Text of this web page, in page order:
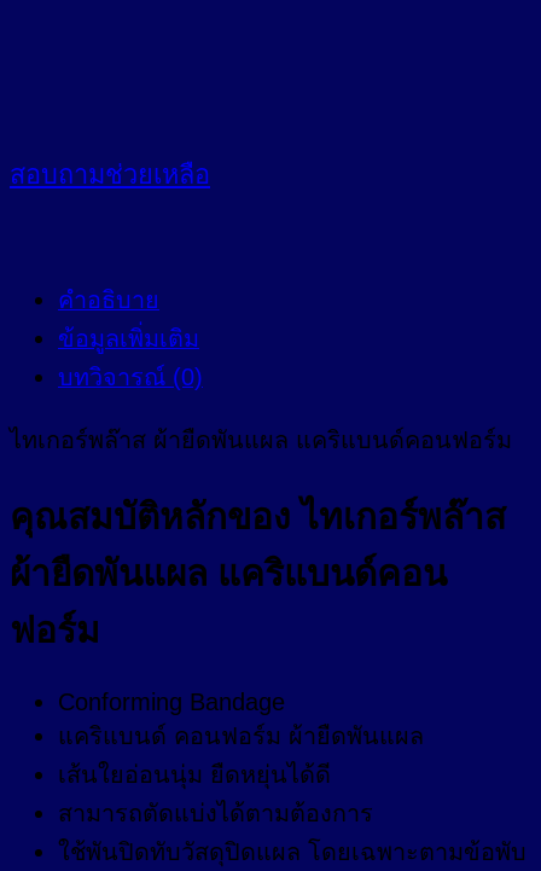
สอบถามช่วยเหลือ
คำอธิบาย
ข้อมูลเพิ่มเติม
บทวิจารณ์ (0)
ไทเกอร์พล๊าส ผ้ายืดพันแผล แคริแบนด์คอนฟอร์ม
คุณสมบัติหลักของ ไทเกอร์พล๊าส
ผ้ายืดพันแผล แคริแบนด์คอน
ฟอร์ม
Conforming Bandage
แคริแบนด์ คอนฟอร์ม ผ้ายืดพันแผล
เส้นใยอ่อนนุ่ม ยืดหยุ่นได้ดี
สามารถตัดแบ่งได้ตามต้องการ
ใช้พันปิดทับวัสดุปิดแผล โดยเฉพาะตามข้อพับ